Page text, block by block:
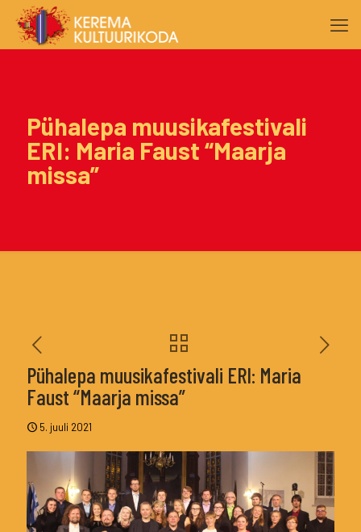
Pühalepa muusikafestivali
ERI: Maria Faust “Maarja
missa”
Pühalepa muusikafestivali ERI: Maria
Faust “Maarja missa”
5. juuli 2021